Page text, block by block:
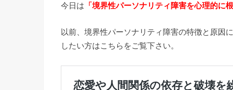
今日は 「境界性パーソナリティ障害を心理的に
以前、境界性パーソナリティ障害の特徴と原因
したい方はこちらをご覧下さい。